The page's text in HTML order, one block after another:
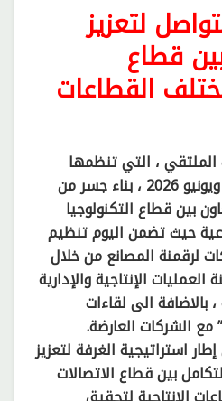
لتعزيز
قطاع
القطاعات
، التي تنظمها
الغرفة خلال شهري مايو ويونيو 2026 ، بناء جسر من
بين قطاع التكنولوجيا
حيث تضمن اليوم تنظيم
لرقمنة المصانع من خلال
الإنتاجية والإدارية
الى لقاءات
استراتيجية الغرفة لتعزيز
بين قطاع الاتصالات